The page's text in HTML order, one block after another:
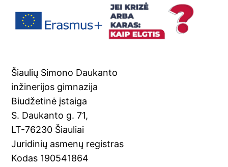
Šiaulių Simono Daukanto
inžinerijos gimnazija
Biudžetinė įstaiga
S. Daukanto g. 71,
LT-76230 Šiauliai
Juridinių asmenų registras
Kodas 190541864